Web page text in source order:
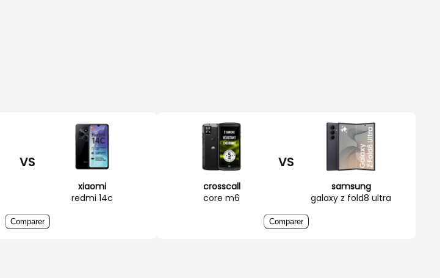
VS
xiaomi
redmi 14c
Comparer
crosscall
core m6
VS
samsung
galaxy z fold8 ultra
Comparer